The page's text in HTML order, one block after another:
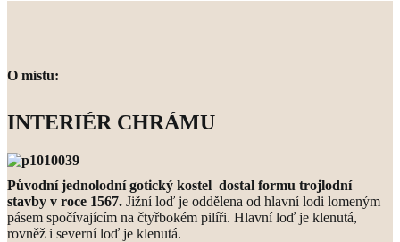
O místu:
INTERIÉR CHRÁMU
Původní jednolodní gotický kostel dostal formu trojlodní
stavby v roce 1567. Jižní loď je oddělena od hlavní lodi lomeným
pásem spočívajícím na čtyřbokém pilíři. Hlavní loď je klenutá,
rovněž i severní loď je klenutá.